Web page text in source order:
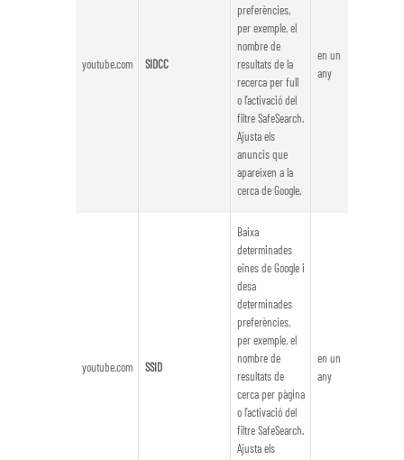
youtube.com SIDCC
preferències,
per exemple, el
nombre de
resultats de la
recerca per full
o l’activació del
filtre SafeSearch.
Ajusta els
anuncis que
apareixen a la
cerca de Google.
en un
any
youtube.com SSID
Baixa
determinades
eines de Google i
desa
determinades
preferències,
per exemple, el
nombre de
resultats de
cerca per pàgina
o l’activació del
filtre SafeSearch.
Ajusta els
en un
any